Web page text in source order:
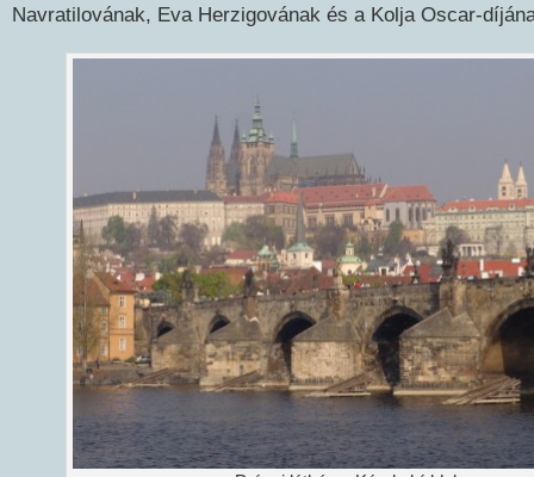
Navratilovának, Eva Herzigovának és a Kolja Oscar-